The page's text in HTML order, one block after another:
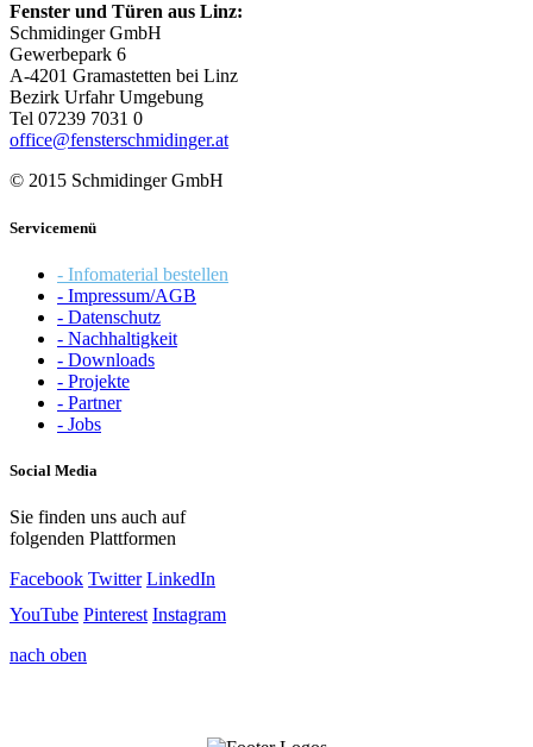
Fenster und Türen aus Linz:
Schmidinger GmbH
Gewerbepark 6
A-4201 Gramastetten bei Linz
Bezirk Urfahr Umgebung
Tel 07239 7031 0
office@fensterschmidinger.at
© 2015 Schmidinger GmbH
Servicemenü
- Infomaterial bestellen
- Impressum/AGB
- Datenschutz
- Nachhaltigkeit
- Downloads
- Projekte
- Partner
- Jobs
Social Media
Sie finden uns auch auf
folgenden Plattformen
Facebook Twitter LinkedIn
YouTube Pinterest Instagram
nach oben